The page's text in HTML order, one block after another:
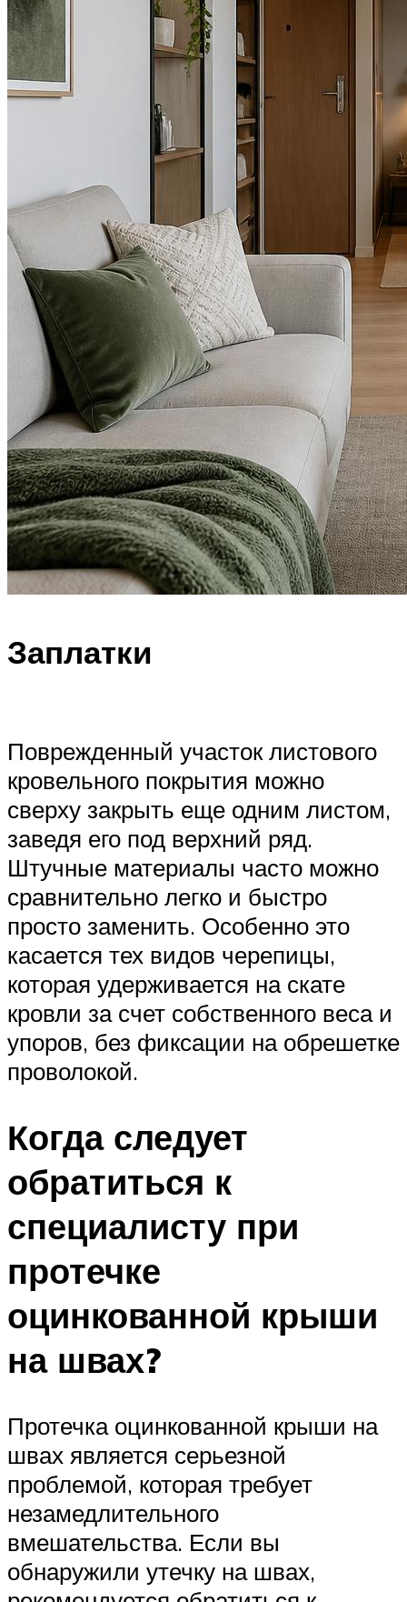
Заплатки
Поврежденный участок листового
кровельного покрытия можно
сверху закрыть еще одним листом,
заведя его под верхний ряд.
Штучные материалы часто можно
сравнительно легко и быстро
просто заменить. Особенно это
касается тех видов черепицы,
которая удерживается на скате
кровли за счет собственного веса и
упоров, без фиксации на обрешетке
проволокой.
Когда следует
обратиться к
специалисту при
протечке
оцинкованной крыши
на швах?
Протечка оцинкованной крыши на
швах является серьезной
проблемой, которая требует
незамедлительного
вмешательства. Если вы
обнаружили утечку на швах,